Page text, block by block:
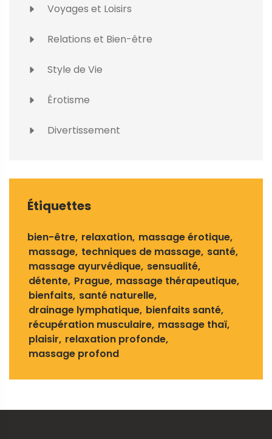
Voyages et Loisirs
Relations et Bien-être
Style de Vie
Érotisme
Divertissement
Étiquettes
bien-être relaxation massage érotique
massage techniques de massage santé
massage ayurvédique sensualité
détente Prague massage thérapeutique
bienfaits santé naturelle
drainage lymphatique bienfaits santé
récupération musculaire massage thaï
plaisir relaxation profonde
massage profond